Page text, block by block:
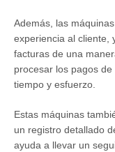
Además, las
experiencia al cliente,
facturas de una
procesar los pagos
tiempo y esfuerzo.
Estas máquinas
un registro detallado
ayuda a llevar un